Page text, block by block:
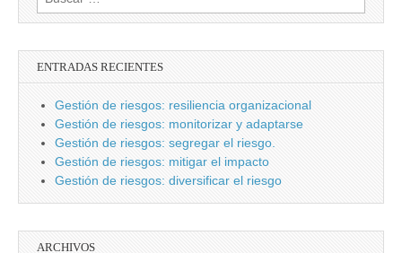
ENTRADAS RECIENTES
Gestión de riesgos: resiliencia organizacional
Gestión de riesgos: monitorizar y adaptarse
Gestión de riesgos: segregar el riesgo.
Gestión de riesgos: mitigar el impacto
Gestión de riesgos: diversificar el riesgo
ARCHIVOS